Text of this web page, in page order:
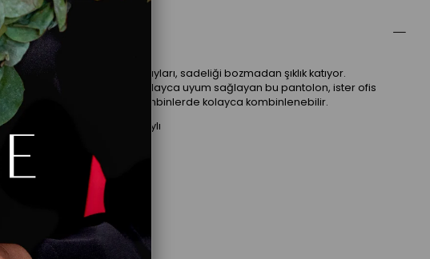
Ürün Özellikleri
Ön kısmındaki pile detayları, sadeliği bozmadan şıklık katıyor.
Gündüzden geceye kolayca uyum sağlayan bu pantolon, ister ofis
stilinde ister günlük kombinlerde kolayca kombinlenebilir.
Önden pile detaylı
Palazzo kesim
Yüksek bel